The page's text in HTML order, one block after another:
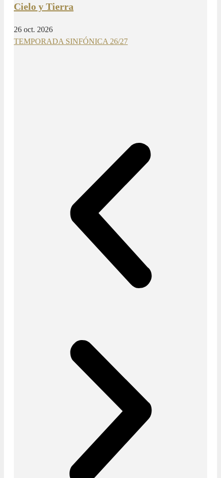
Cielo y Tierra
26 oct. 2026
TEMPORADA SINFÓNICA 26/27